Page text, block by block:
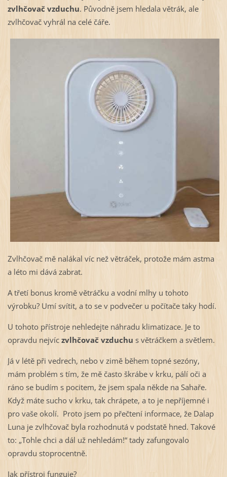
zvlhčovač vzduchu. Původně jsem hledala větrák, ale
zvlhčovač vyhrál na celé čáře.
Zvlhčovač mě nalákal víc než větráček, protože mám astma
a léto mi dává zabrat.
A třetí bonus kromě větráčku a vodní mlhy u tohoto
výrobku? Umí svítit, a to se v podvečer u počítače taky hodí.
U tohoto přístroje nehledejte náhradu klimatizace. Je to
opravdu nejvíc zvlhčovač vzduchu s větráčkem a světlem.
Já v létě při vedrech, nebo v zimě během topné sezóny,
mám problém s tím, že mě často škrábe v krku, pálí oči a
ráno se budím s pocitem, že jsem spala někde na Sahaře.
Když máte sucho v krku, tak chrápete, a to je nepříjemné i
pro vaše okolí. Proto jsem po přečtení informace, že Dalap
Luna je zvlhčovač byla rozhodnutá v podstatě hned. Takové
to: „Tohle chci a dál už nehledám!“ tady zafungovalo
opravdu stoprocentně.
Jak přístroj funguje?